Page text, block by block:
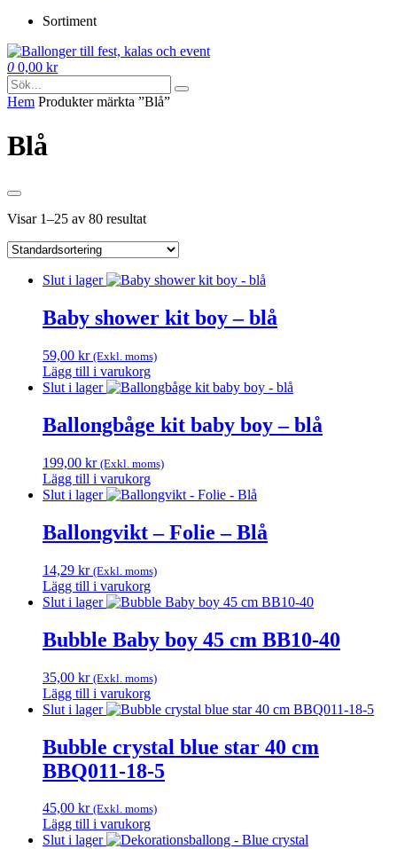
Sortiment
0 0,00 kr
Hem Produkter märkta ”Blå”
Blå
Visar 1–25 av 80 resultat
Slut i lager
Baby shower kit boy – blå
59,00 kr (Exkl. moms)
Lägg till i varukorg
Slut i lager
Ballongbåge kit baby boy – blå
199,00 kr (Exkl. moms)
Lägg till i varukorg
Slut i lager
Ballongvikt – Folie – Blå
14,29 kr (Exkl. moms)
Lägg till i varukorg
Slut i lager
Bubble Baby boy 45 cm BB10-40
35,00 kr (Exkl. moms)
Lägg till i varukorg
Slut i lager
Bubble crystal blue star 40 cm
BBQ011-18-5
45,00 kr (Exkl. moms)
Lägg till i varukorg
Slut i lager